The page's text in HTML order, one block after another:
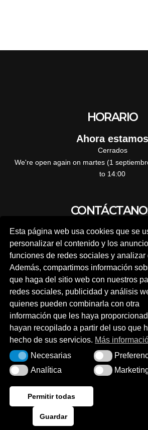
Esta página web usa cookies que se
personalizar el contenido y los
funciones de redes sociales y analizar
Además, compartimos información
que haga del sitio web con nuestros
redes sociales, publicidad y análisis
quienes pueden combinarla con otra
información que les haya
hayan recopilado a partir del uso que
hecho de sus servicios. Más
NecesariasNecesarias Preferencia
AnalíticaAnalítica Marketing
Permitir todas
Guardar
HORARIO
Ahora estamos
Cerrados
We're open again on martes (1
to 14:00
A TRAVÉS DE
Por teléfono:
976 630
O a través de nuestras redes